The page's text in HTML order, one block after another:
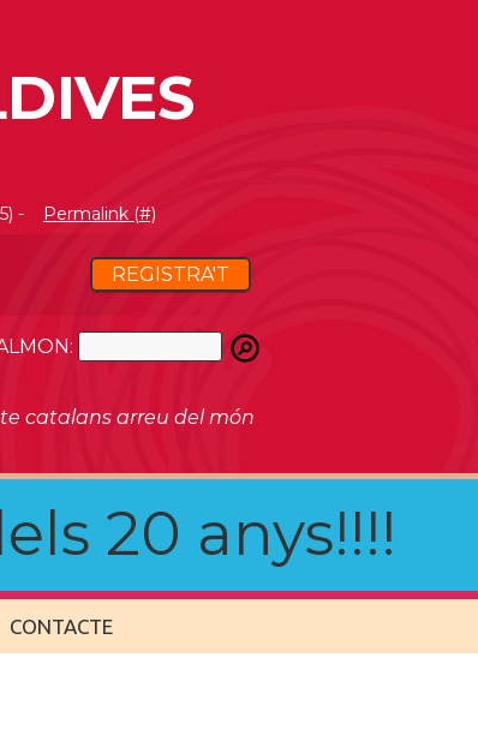
- Permalink (#)
REGISTRA'T
catalans arreu del món
20 anys!!!!
CONTACTE